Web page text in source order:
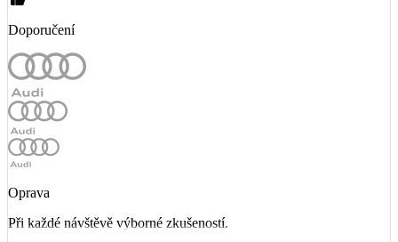
Doporučení
Oprava
Při každé návštěvě výborné zkušeností.